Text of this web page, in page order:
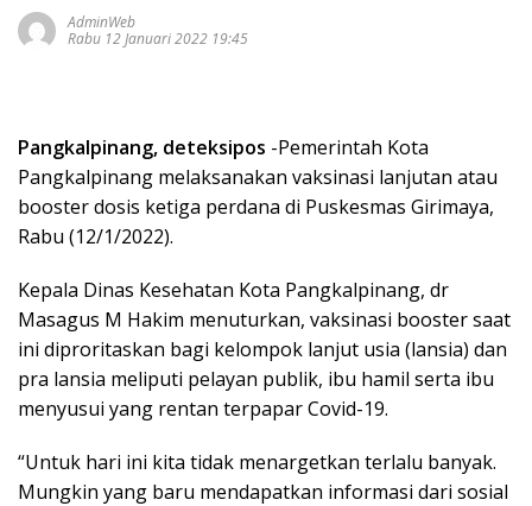
AdminWeb
Rabu 12 Januari 2022 19:45
Pangkalpinang, deteksipos -Pemerintah Kota
Pangkalpinang melaksanakan vaksinasi lanjutan atau
booster dosis ketiga perdana di Puskesmas Girimaya,
Rabu (12/1/2022).
Kepala Dinas Kesehatan Kota Pangkalpinang, dr
Masagus M Hakim menuturkan, vaksinasi booster saat
ini diproritaskan bagi kelompok lanjut usia (lansia) dan
pra lansia meliputi pelayan publik, ibu hamil serta ibu
menyusui yang rentan terpapar Covid-19.
“Untuk hari ini kita tidak menargetkan terlalu banyak.
Mungkin yang baru mendapatkan informasi dari sosial